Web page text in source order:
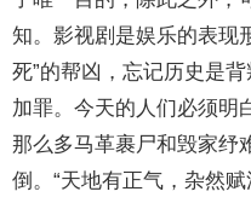
知。影视剧是娱乐的表现
死”的帮凶，忘记历史是
加罪。今天的人们必须明
那么多马革裹尸和毁家纾
倒。“天地有正气，杂然